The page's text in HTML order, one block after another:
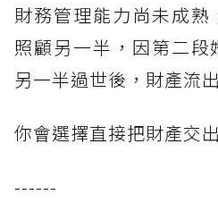
財務管理能力尚未成
照顧另一半，因第二
另一半過世後，財產流
你會選擇直接把財產交
------